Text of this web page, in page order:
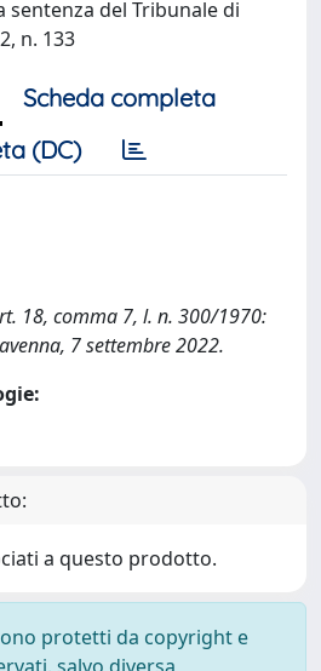
sentenza del Tribunale di
n. 133
Scheda completa
(DC)
18, comma 7, l. n. 300/1970:
7 settembre 2022.
a questo prodotto.
protetti da copyright e